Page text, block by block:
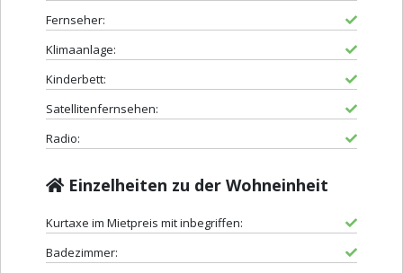
Fernseher:
Klimaanlage:
Kinderbett:
Satellitenfernsehen:
Radio:
Einzelheiten zu der Wohneinheit
Kurtaxe im Mietpreis mit inbegriffen:
Badezimmer: